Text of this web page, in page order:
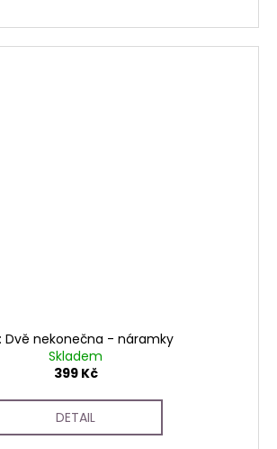
Dvě nekonečna - náramky
Skladem
399 Kč
DETAIL